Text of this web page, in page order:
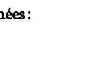
: